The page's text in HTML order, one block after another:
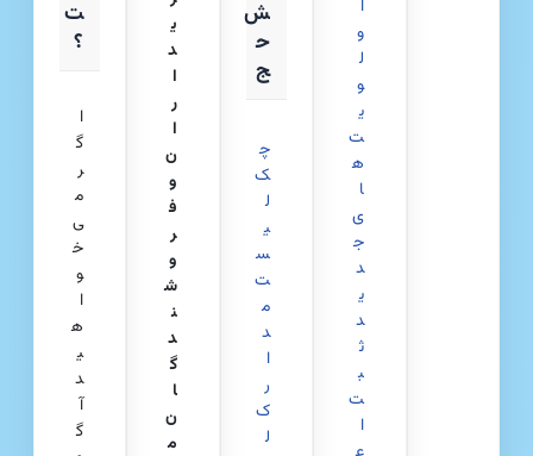
ا
و
ل
و
ی
ت‌
ه
ا
ی
ج
د
ی
د
ث
ب
ت
ا
ش
ح
ج
چ
ک‌
ل
ی
س
ت
م
د
ا
ر
ک
ل
ی
د
ا
ر
ا
ن
و
ف
ر
و
ش
ن
د
گ
ا
ن
م
ت
؟
ا
گ
ر
م
ی‌
خ
و
ا
ه
ی
د
آ
گ